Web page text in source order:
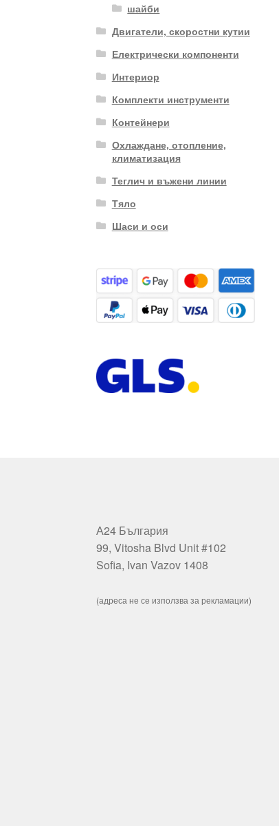
шайби
Двигатели, скоростни кутии
Електрически компоненти
Интериор
Комплекти инструменти
Контейнери
Охлаждане, отопление,
климатизация
Теглич и въжени линии
Тяло
Шаси и оси
А24 България
99, Vitosha Blvd Unit #102
Sofia, Ivan Vazov 1408
(адреса не се използва за рекламации)